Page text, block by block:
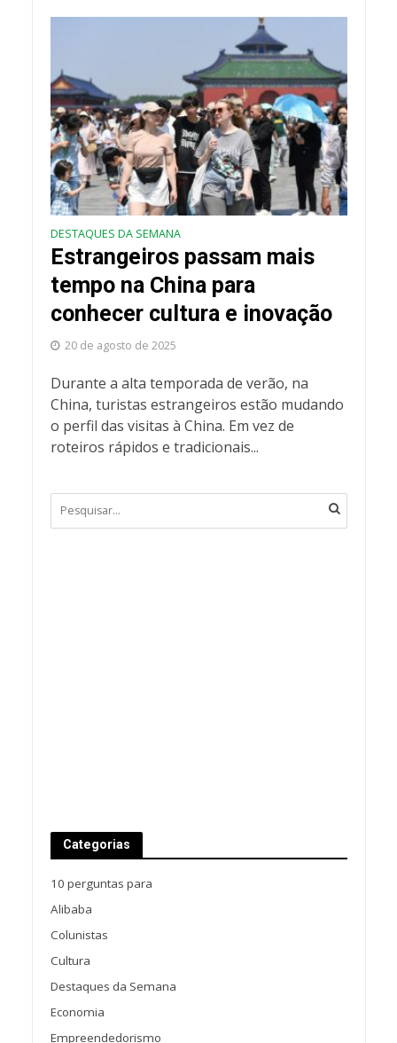
DESTAQUES DA SEMANA
Estrangeiros passam mais
tempo na China para
conhecer cultura e inovação
20 de agosto de 2025
Durante a alta temporada de verão, na
China, turistas estrangeiros estão mudando
o perfil das visitas à China. Em vez de
roteiros rápidos e tradicionais...
Categorias
10 perguntas para
Alibaba
Colunistas
Cultura
Destaques da Semana
Economia
Empreendedorismo